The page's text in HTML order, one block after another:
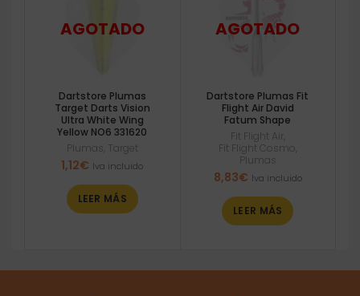
Dartstore Plumas
Target Darts Vision
Ultra White Wing
Yellow NO6 331620
Plumas Target
1,12€ Iva incluido
LEER MÁS
Dartstore Plumas Fit
Flight Air David
Fatum Shape
Fit Flight Air
Fit Flight Cosmo
Plumas
8,83€ Iva incluido
LEER MÁS